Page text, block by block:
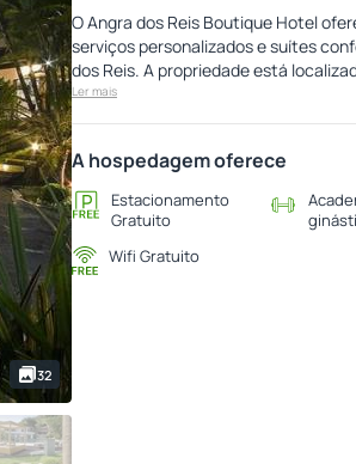
32
O Angra dos Reis Boutique Hotel
serviços personalizados e suítes
dos Reis. A propriedade está
Ler mais
A hospedagem oferece
Estacionamento
Gratuito
Wifi Gratuito